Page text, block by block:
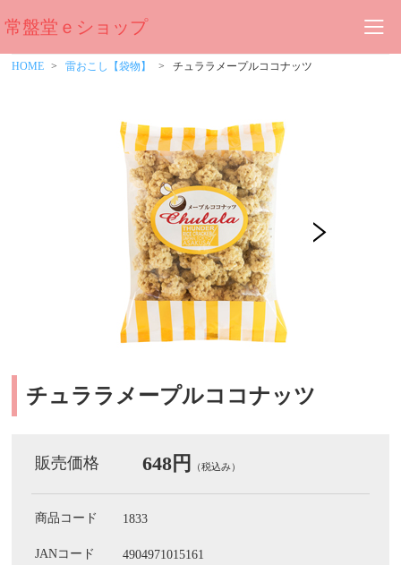
常盤堂ｅショップ
HOME 雷おこし【袋物】 チュララメープルココナッツ
チュララメープルココナッツ
販売価格 648円 （税込み）
商品コード 1833
JANコード 4904971015161